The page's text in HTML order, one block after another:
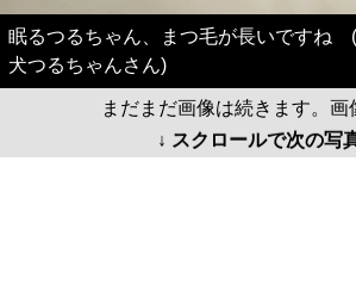
眠るつるちゃん、まつ毛が長いですね
犬つるちゃんさん)
まだまだ画像は続きます。画
↓ スクロールで次の写